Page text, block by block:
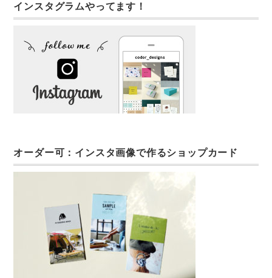
インスタグラムやってます！
オーダー可：インスタ画像で作るショップカード